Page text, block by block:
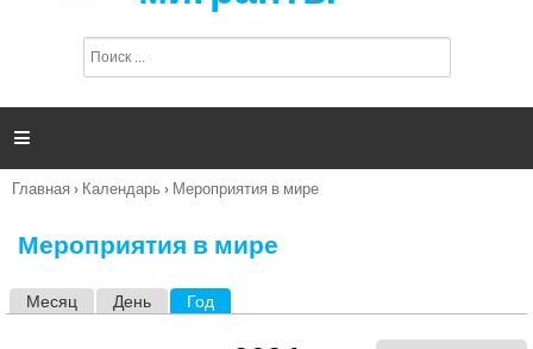
п
и

Вы
Главная › Календарь › Мероприятия в мире
Мероприятия в мире
Месяц День Год